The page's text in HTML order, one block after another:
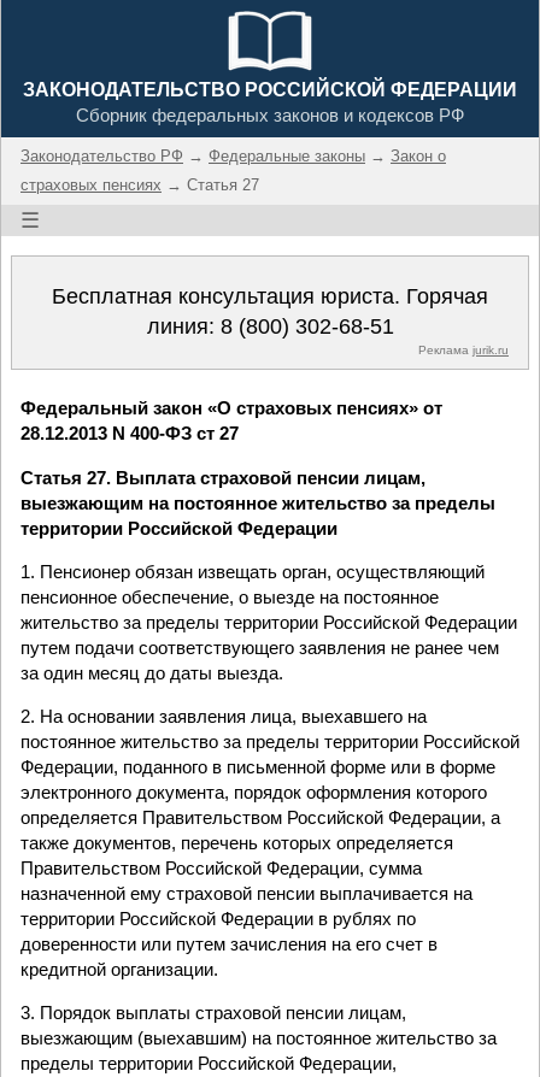
ЗАКОНОДАТЕЛЬСТВО РОССИЙСКОЙ ФЕДЕРАЦИИ
Сборник федеральных законов и кодексов РФ
Законодательство РФ → Федеральные законы → Закон о
страховых пенсиях → Статья 27
☰
Бесплатная консультация юриста. Горячая
линия: 8 (800) 302-68-51
Реклама jurik.ru
Федеральный закон «О страховых пенсиях» от
28.12.2013 N 400-ФЗ ст 27
Статья 27. Выплата страховой пенсии лицам,
выезжающим на постоянное жительство за пределы
территории Российской Федерации
1. Пенсионер обязан извещать орган, осуществляющий
пенсионное обеспечение, о выезде на постоянное
жительство за пределы территории Российской Федерации
путем подачи соответствующего заявления не ранее чем
за один месяц до даты выезда.
2. На основании заявления лица, выехавшего на
постоянное жительство за пределы территории Российской
Федерации, поданного в письменной форме или в форме
электронного документа, порядок оформления которого
определяется Правительством Российской Федерации, а
также документов, перечень которых определяется
Правительством Российской Федерации, сумма
назначенной ему страховой пенсии выплачивается на
территории Российской Федерации в рублях по
доверенности или путем зачисления на его счет в
кредитной организации.
3. Порядок выплаты страховой пенсии лицам,
выезжающим (выехавшим) на постоянное жительство за
пределы территории Российской Федерации,